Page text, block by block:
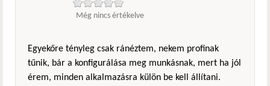
Még nincs értékelve
Egyekőre tényleg csak ránéztem, nekem profinak
tűnik, bár a konfigurálása meg munkásnak, mert ha jól
érem, minden alkalmazásra külön be kell állítani.